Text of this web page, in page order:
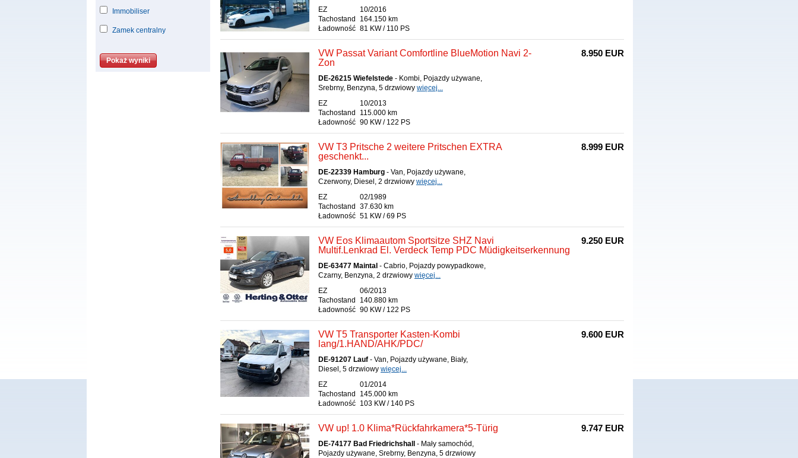
Immobiliser
Zamek centralny
EZ
10/2016
Tachostand
164.150 km
Ładowność 81 KW / 110 PS
8.950 EUR
VW Passat Variant Comfortline BlueMotion Navi 2-
Zon
DE-26215 Wiefelstede - Kombi, Pojazdy używane,
Srebrny, Benzyna, 5 drzwiowy więcej...
EZ
10/2013
Tachostand
115.000 km
Ładowność 90 KW / 122 PS
8.999 EUR
VW T3 Pritsche 2 weitere Pritschen EXTRA
geschenkt...
DE-22339 Hamburg - Van, Pojazdy używane,
Czerwony, Diesel, 2 drzwiowy więcej...
EZ
02/1989
Tachostand
37.630 km
Ładowność 51 KW / 69 PS
9.250 EUR
VW Eos Klimaautom Sportsitze SHZ Navi
Multif.Lenkrad El. Verdeck Temp PDC Müdigkeitserkennung
DE-63477 Maintal - Cabrio, Pojazdy powypadkowe,
Czarny, Benzyna, 2 drzwiowy więcej...
EZ
06/2013
Tachostand
140.880 km
Ładowność 90 KW / 122 PS
9.600 EUR
VW T5 Transporter Kasten-Kombi
lang/1.HAND/AHK/PDC/
DE-91207 Lauf - Van, Pojazdy używane, Biały,
Diesel, 5 drzwiowy więcej...
EZ
01/2014
Tachostand
145.000 km
Ładowność 103 KW / 140 PS
9.747 EUR
VW up! 1.0 Klima*Rückfahrkamera*5-Türig
DE-74177 Bad Friedrichshall
- Mały samochód,
Pojazdy używane, Srebrny, Benzyna, 5 drzwiowy